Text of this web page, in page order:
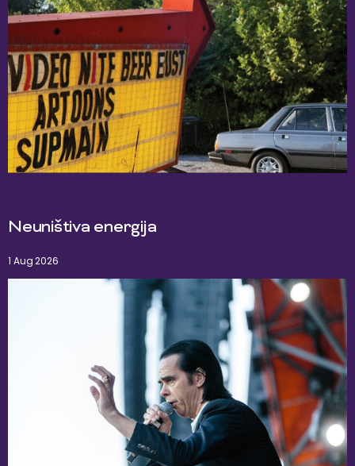
Neuništiva energija
1 Aug 2026